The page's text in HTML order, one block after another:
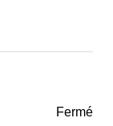
Fermé